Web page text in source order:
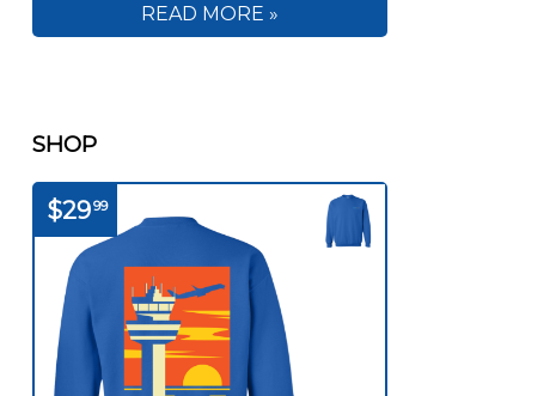
READ MORE »
SHOP
$2999